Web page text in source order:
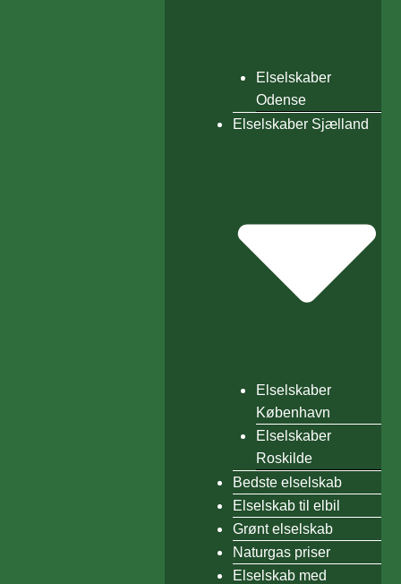
Elselskaber
Odense
Elselskaber Sjælland
Elselskaber
København
Elselskaber
Roskilde
Bedste elselskab
Elselskab til elbil
Grønt elselskab
Naturgas priser
Elselskab med